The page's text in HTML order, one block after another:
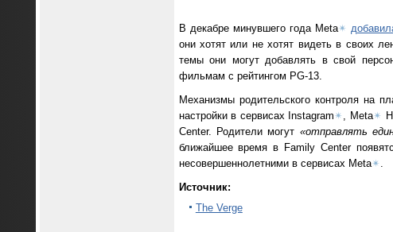
В декабре минувшего года Meta✴
они хотят или не хотят видеть в своих
темы они могут добавлять в свой
фильмам с рейтингом PG-13.
Механизмы родительского контроля на
настройки в сервисах Instagram✴ , Meta✴
Center. Родители могут «отправлять
ближайшее время в Family Center
несовершеннолетними в сервисах Meta✴
Источник:
The Verge